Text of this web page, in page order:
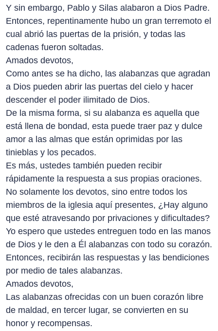
Y sin embargo, Pablo y Silas alabaron a Dios Padre.
Entonces, repentinamente hubo un gran terremoto el
cual abrió las puertas de la prisión, y todas las
cadenas fueron soltadas.
Amados devotos,
Como antes se ha dicho, las alabanzas que agradan
a Dios pueden abrir las puertas del cielo y hacer
descender el poder ilimitado de Dios.
De la misma forma, si su alabanza es aquella que
está llena de bondad, esta puede traer paz y dulce
amor a las almas que están oprimidas por las
tinieblas y los pecados.
Es más, ustedes también pueden recibir
rápidamente la respuesta a sus propias oraciones.
No solamente los devotos, sino entre todos los
miembros de la iglesia aquí presentes, ¿Hay alguno
que esté atravesando por privaciones y dificultades?
Yo espero que ustedes entreguen todo en las manos
de Dios y le den a Él alabanzas con todo su corazón.
Entonces, recibirán las respuestas y las bendiciones
por medio de tales alabanzas.
Amados devotos,
Las alabanzas ofrecidas con un buen corazón libre
de maldad, en tercer lugar, se convierten en su
honor y recompensas.